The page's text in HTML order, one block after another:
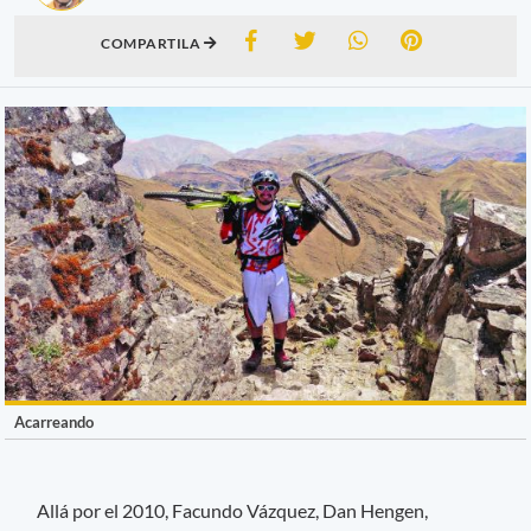
COMPARTILA
Acarreando
Allá por el 2010, Facundo Vázquez, Dan Hengen,